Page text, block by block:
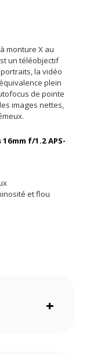
monture X au
un téléobjectif
la vidéo
plein
de pointe
images nettes,
f/1.2 APS-
et flou
serrés
+